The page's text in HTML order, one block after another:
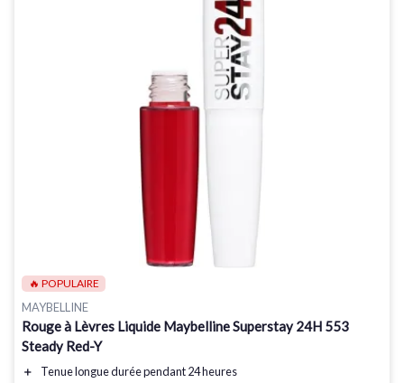
🔥 POPULAIRE
MAYBELLINE
Rouge à Lèvres Liquide Maybelline Superstay 24H 553
Steady Red-Y
＋ Tenue longue duréependant 24 heures